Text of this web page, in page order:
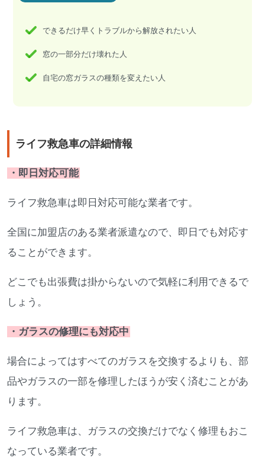
できるだけ早くトラブルから解放されたい人
窓の一部分だけ壊れた人
自宅の窓ガラスの種類を変えたい人
ライフ救急車の詳細情報
・即日対応可能
ライフ救急車は即日対応可能な業者です。
全国に加盟店のある業者派遣なので、即日でも対応す
ることができます。
どこでも出張費は掛からないので気軽に利用できるで
しょう。
・ガラスの修理にも対応中
場合によってはすべてのガラスを交換するよりも、部
品やガラスの一部を修理したほうが安く済むことがあ
ります。
ライフ救急車は、ガラスの交換だけでなく修理もおこ
なっている業者です。